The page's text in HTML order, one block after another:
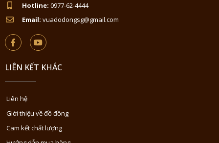
Hotline: 0977-62-4444
Email: vuadodongsg@gmail.com
LIÊN KẾT KHÁC
Liên hệ
Giới thiệu về đồ đồng
Cam kết chất lượng